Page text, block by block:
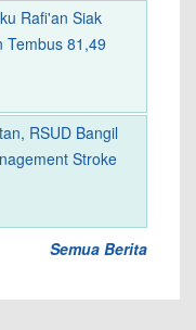
Rafi'an Siak
Tembus 81,49
RSUD Bangil
Stroke
Semua Berita